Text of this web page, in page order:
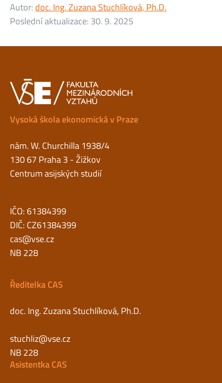
Autor: doc. Ing. Zuzana Stuchlíková, Ph.D.
Poslední aktualizace: 30. 9. 2025
Vysoká škola ekonomická v Praze
nám. W. Churchilla 1938/4
130 67 Praha 3 - Žižkov
Centrum asijských studií
IČO: 61384399
DIČ: CZ61384399
cas@vse.cz
NB 228
Ředitelka CAS
doc. Ing. Zuzana Stuchlíková, Ph.D.
stuchliz@vse.cz
NB 228
Asistentka CAS